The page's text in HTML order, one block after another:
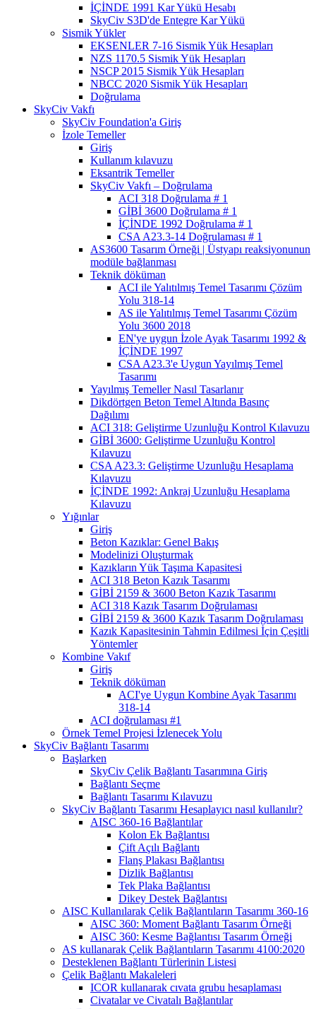
İÇİNDE 1991 Kar Yükü Hesabı
SkyCiv S3D'de Entegre Kar Yükü
Sismik Yükler
EKSENLER 7-16 Sismik Yük Hesapları
NZS 1170.5 Sismik Yük Hesapları
NSCP 2015 Sismik Yük Hesapları
NBCC 2020 Sismik Yük Hesapları
Doğrulama
SkyCiv Vakfı
SkyCiv Foundation'a Giriş
İzole Temeller
Giriş
Kullanım kılavuzu
Eksantrik Temeller
SkyCiv Vakfı – Doğrulama
ACI 318 Doğrulama # 1
GİBİ 3600 Doğrulama # 1
İÇİNDE 1992 Doğrulama # 1
CSA A23.3-14 Doğrulaması # 1
AS3600 Tasarım Örneği | Üstyapı reaksiyonunun
modüle bağlanması
Teknik döküman
ACI ile Yalıtılmış Temel Tasarımı Çözüm
Yolu 318-14
AS ile Yalıtılmış Temel Tasarımı Çözüm
Yolu 3600 2018
EN'ye uygun İzole Ayak Tasarımı 1992 &
İÇİNDE 1997
CSA A23.3'e Uygun Yayılmış Temel
Tasarımı
Yayılmış Temeller Nasıl Tasarlanır
Dikdörtgen Beton Temel Altında Basınç
Dağılımı
ACI 318: Geliştirme Uzunluğu Kontrol Kılavuzu
GİBİ 3600: Geliştirme Uzunluğu Kontrol
Kılavuzu
CSA A23.3: Geliştirme Uzunluğu Hesaplama
Kılavuzu
İÇİNDE 1992: Ankraj Uzunluğu Hesaplama
Kılavuzu
Yığınlar
Giriş
Beton Kazıklar: Genel Bakış
Modelinizi Oluşturmak
Kazıkların Yük Taşıma Kapasitesi
ACI 318 Beton Kazık Tasarımı
GİBİ 2159 & 3600 Beton Kazık Tasarımı
ACI 318 Kazık Tasarım Doğrulaması
GİBİ 2159 & 3600 Kazık Tasarım Doğrulaması
Kazık Kapasitesinin Tahmin Edilmesi İçin Çeşitli
Yöntemler
Kombine Vakıf
Giriş
Teknik döküman
ACI'ye Uygun Kombine Ayak Tasarımı
318-14
ACI doğrulaması #1
Örnek Temel Projesi İzlenecek Yolu
SkyCiv Bağlantı Tasarımı
Başlarken
SkyCiv Çelik Bağlantı Tasarımına Giriş
Bağlantı Seçme
Bağlantı Tasarımı Kılavuzu
SkyCiv Bağlantı Tasarımı Hesaplayıcı nasıl kullanılır?
AISC 360-16 Bağlantılar
Kolon Ek Bağlantısı
Çift Açılı Bağlantı
Flanş Plakası Bağlantısı
Dizlik Bağlantısı
Tek Plaka Bağlantısı
Dikey Destek Bağlantısı
AISC Kullanılarak Çelik Bağlantıların Tasarımı 360-16
AISC 360: Moment Bağlantı Tasarım Örneği
AISC 360: Kesme Bağlantısı Tasarım Örneği
AS kullanarak Çelik Bağlantıların Tasarımı 4100:2020
Desteklenen Bağlantı Türlerinin Listesi
Çelik Bağlantı Makaleleri
ICOR kullanarak cıvata grubu hesaplaması
Civatalar ve Civatalı Bağlantılar